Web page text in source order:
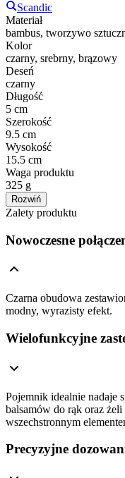
Scandic
Materiał
bambus, tworzywo
Kolor
czarny, srebrny, brązowy
Deseń
czarny
Długość
5 cm
Szerokość
9.5 cm
Wysokość
15.5 cm
Waga produktu
325 g
Rozwiń
Zalety produktu
Nowoczesne
Czarna obudowa
modny, wyrazisty efekt.
Wielofunkcyjne
Pojemnik idealnie nadaje
balsamów do rąk oraz
wszechstronnym
Precyzyjne